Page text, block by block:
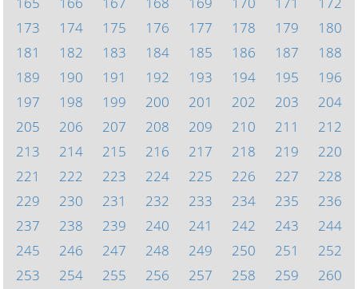
173
174 175 176 177 178 179
180
181
182 183 184 185 186 187
188
189
190 191 192 193 194 195
196
197
198 199 200 201 202 203
204
205
206 207 208 209 210 211
212
213
214 215 216 217 218 219
220
221
222 223 224 225 226 227
228
229
230 231 232 233 234 235
236
237
238 239 240 241 242 243
244
245
246 247 248 249 250 251
252
253
254 255 256 257 258 259
260